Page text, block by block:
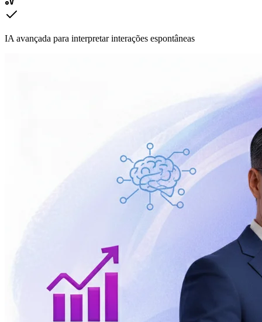
IA avançada para interpretar interações espontâneas